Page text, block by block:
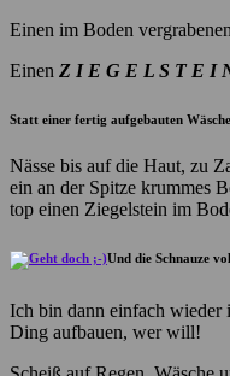
Einen im Boden
Einen Z I E G E L S T E I
Statt einer fertig aufgebauten
Nässe bis auf die Haut, zu
ein an der Spitze krummes
top einen Ziegelstein im
Und die Schnauze
Ich bin dann einfach wieder
Ding aufbauen, wer will!